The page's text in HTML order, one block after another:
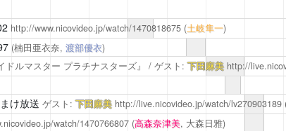
http://www.nicovideo.jp/watch/1470818675 (土岐隼一)
(楠田亜衣奈, 渡部優衣)
ドルマスター プラチナスターズ』 / ゲスト:下田麻美 http://
け放送 ゲスト:下田麻美 http://live.nicovideo.jp/watch/lv270903189
watch/1470766807 (高森奈津美, 大森日雅)